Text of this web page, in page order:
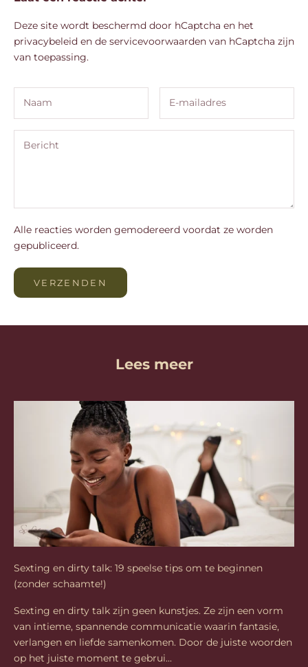
Deze site wordt beschermd door hCaptcha en het
privacybeleid en de servicevoorwaarden van hCaptcha zijn
van toepassing.
Alle reacties worden gemodereerd voordat ze worden
gepubliceerd.
VERZENDEN
Lees meer
Sexting en dirty talk: 19 speelse tips om te beginnen
(zonder schaamte!)
Sexting en dirty talk zijn geen kunstjes. Ze zijn een vorm
van intieme, spannende communicatie waarin fantasie,
verlangen en liefde samenkomen. Door de juiste woorden
op het juiste moment te gebrui...